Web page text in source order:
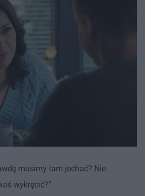
musimy tam jechać? Nie
wykręcić?”